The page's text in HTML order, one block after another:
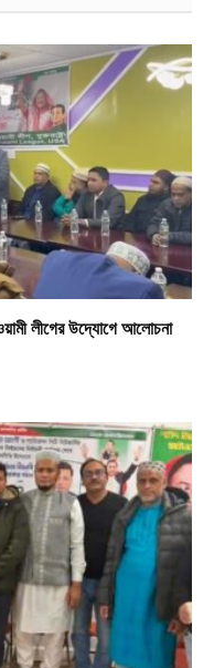
লীগের উদ্যোগে আলোচনা